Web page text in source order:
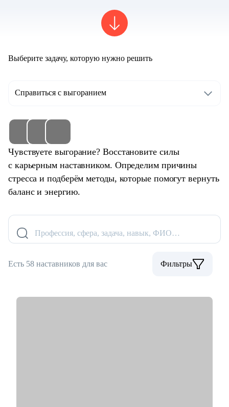
Выберите задачу, которую нужно решить
Справиться с выгоранием
Чувствуете выгорание? Восстановите силы
с карьерным наставником. Определим причины
стресса и подберём методы, которые помогут вернуть
баланс и энергию.
Профессия, сфера, задача, навык, ФИО…
Есть 58 наставников для вас Фильтры